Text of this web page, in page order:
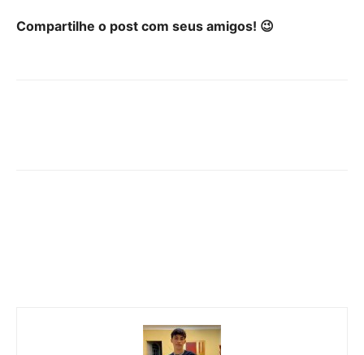
Compartilhe o post com seus amigos! 😉